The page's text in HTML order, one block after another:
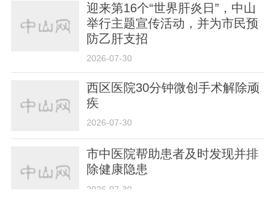
迎来第16个“世界肝炎日”，中山
举行主题宣传活动，并为市民预
防乙肝支招
2026-07-30
西区医院30分钟微创手术解除顽
疾
2026-07-30
市中医院帮助患者及时发现并排
除健康隐患
2026-07-30